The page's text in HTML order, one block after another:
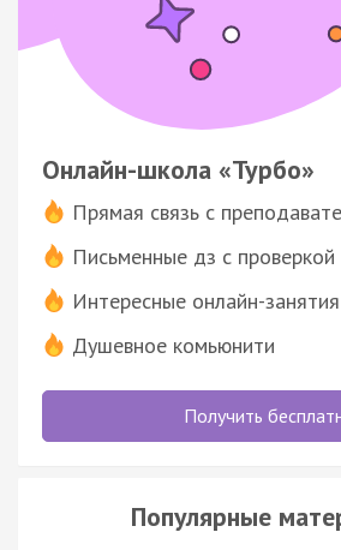
Онлайн-школа «Турбо»
Прямая связь с
Письменные дз с проверкой
Интересные онлайн-занятия
Душевное комьюнити
Получить
Популярные